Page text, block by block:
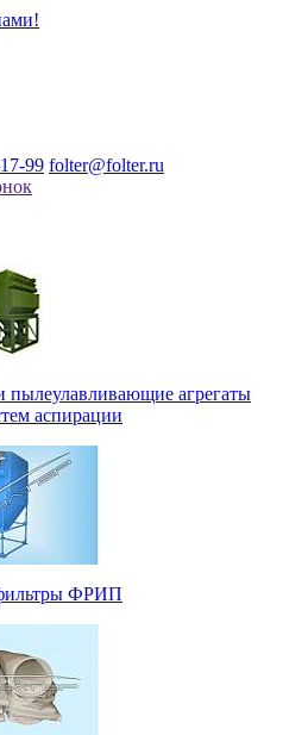
99 folter@folter.ru
пылеулавливающие агрегаты
аспирации
ФРИП